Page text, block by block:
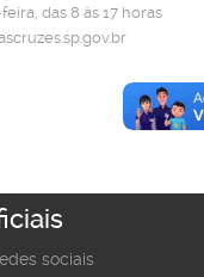
das 8 às 17 horas
sociais